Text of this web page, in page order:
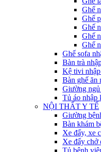
Ghế
Ghế
Ghế
Ghế
Ghế
Ghế sofa
Bàn trà
Kệ tivi
Bàn ghế ăn
Giường ngủ
Tủ áo nhập
NỘI THẤT Y TẾ
Giường
Bàn khám
Xe đẩy, xe
Xe đẩy chở